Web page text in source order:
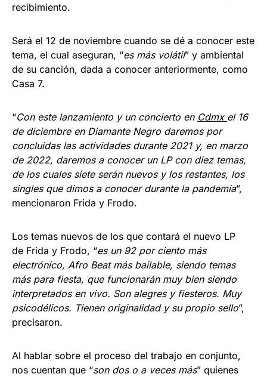
recibimiento.
Será el 12 de noviembre cuando se dé a conocer este
tema, el cual aseguran, “es más volátil” y ambiental
de su canción, dada a conocer anteriormente, como
Casa 7.
“Con este lanzamiento y un concierto en Cdmx el 16
de diciembre en Diamante Negro daremos por
concluidas las actividades durante 2021 y, en marzo
de 2022, daremos a conocer un LP con diez temas,
de los cuales siete serán nuevos y los restantes, los
singles que dimos a conocer durante la pandemia”,
mencionaron Frida y Frodo.
Los temas nuevos de los que contará el nuevo LP
de Frida y Frodo, “es un 92 por ciento más
electrónico, Afro Beat más bailable, siendo temas
más para fiesta, que funcionarán muy bien siendo
interpretados en vivo. Son alegres y fiesteros. Muy
psicodélicos. Tienen originalidad y su propio sello”,
precisaron.
Al hablar sobre el proceso del trabajo en conjunto,
nos cuentan que “son dos o a veces más” quienes